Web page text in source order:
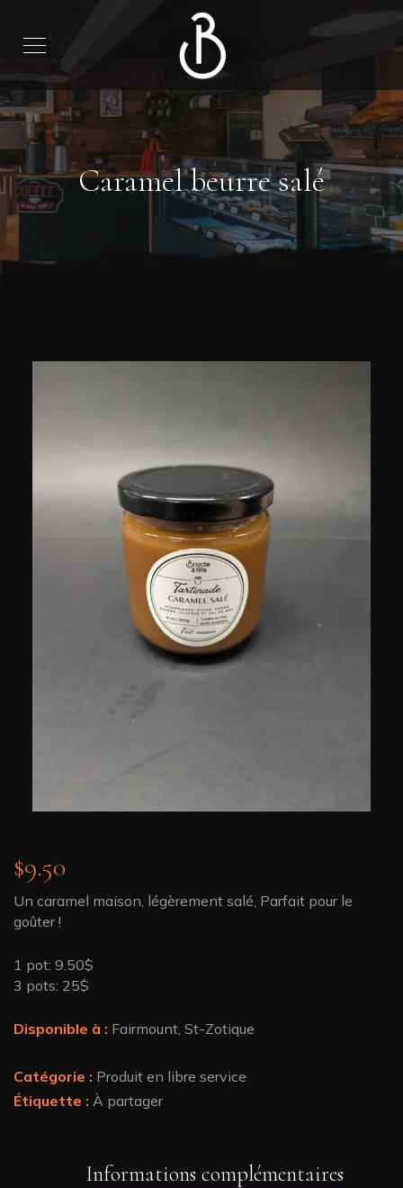
Caramel beurre salé
$9.50
Un caramel maison, légèrement salé, Parfait pour le
goûter !
1 pot: 9.50$
3 pots: 25$
Disponible à : Fairmount, St-Zotique
Catégorie : Produit en libre service
Étiquette : À partager
Informations complémentaires